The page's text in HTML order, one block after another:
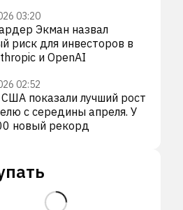
03:20
Экман назвал
риск для инвесторов в
и OpenAI
02:52
показали лучший рост
с середины апреля. У
новый рекорд